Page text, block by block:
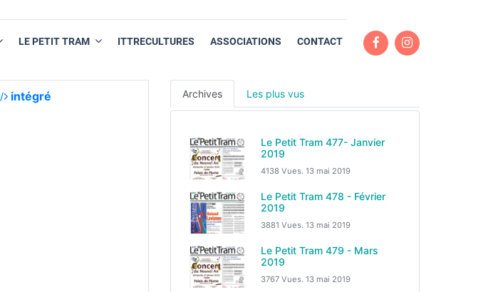
LE PETIT TRAM ITTRECULTURES ASSOCIATIONS CONTACT
Archives Les plus vus
Le Petit Tram 477- Janvier
2019
4138 Vues. 13 mai 2019
Le Petit Tram 478 - Février
2019
3881 Vues. 13 mai 2019
Le Petit Tram 479 - Mars
2019
3767 Vues. 13 mai 2019